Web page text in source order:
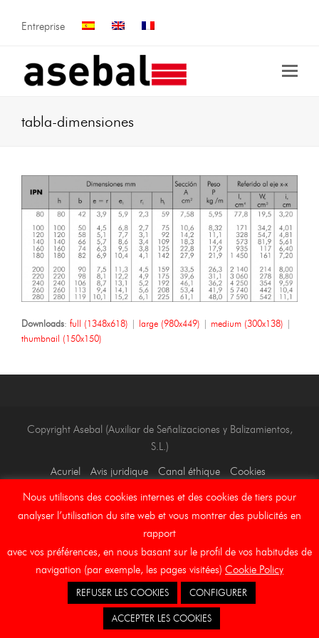
Entreprise
tabla-dimensiones
Downloads: full (1348x618) | large (980x449) | medium (300x138) |
thumbnail (150x150)
Copyright Asebal (Auxiliar de Señalizaciones y Balizamientos,
S.L.)
Acuriel
Avis juridique Canal éthique
Cookies
Nous utilisons des cookies internes et des cookies de tiers pour
analyser l’utilisation du site web et vous montrer des publicités en
rapport
avec vos préférences, en nous basant sur le profil de vos habitudes de
navigation (par exemple, les pages visitées) Cookie Policy
REFUSER LES COOKIES CONFIGURER
ACCEPTER LES COOKIES